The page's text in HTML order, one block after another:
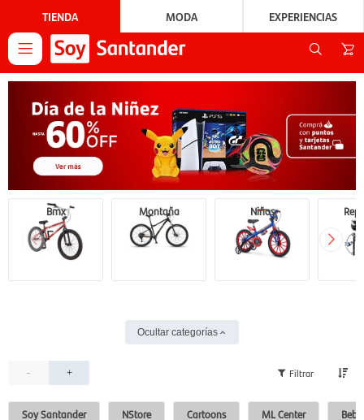
TIENDA MODA EXPERIENCIAS

Bmx Montaña Niños
Ocultar categorías
- +
Soy Santander NStore Cartoons ML Center